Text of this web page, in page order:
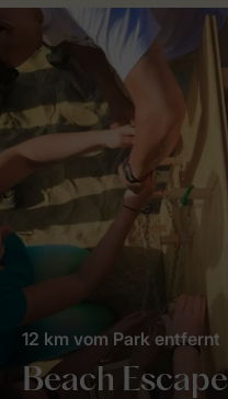
Beach Escape
12 km vom Park entfernt